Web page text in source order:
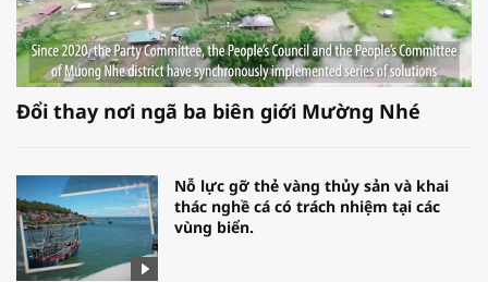
Đổi thay nơi ngã ba biên giới Mường Nhé
Nỗ lực gỡ thẻ vàng thủy sản và khai
thác nghề cá có trách nhiệm tại các
vùng biển.